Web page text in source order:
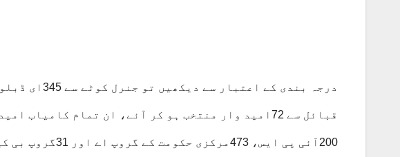
200آئی پی ایس، 473مرکزی حکومت کے گروپ اے اور 31گروپ بی کی خدمات پر لگائے جائیں گے۔